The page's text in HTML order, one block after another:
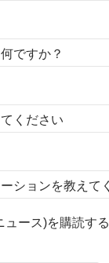
ュース)を購読する